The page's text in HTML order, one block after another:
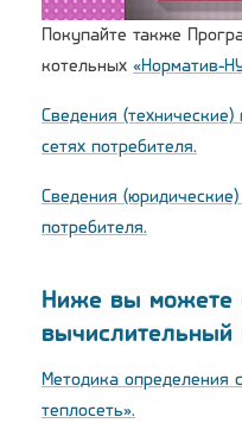
Покупайте также
котельных «Норматив-
Сведения
сетях потребителя.
Сведения
потребителя.
Ниже вы можете
вычислительный
Методика определения
теплосеть».